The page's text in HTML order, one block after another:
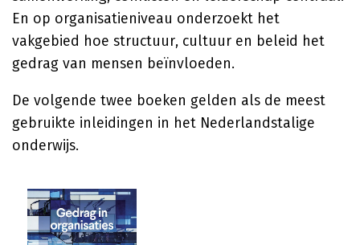
En op organisatieniveau onderzoekt het
vakgebied hoe structuur, cultuur en beleid het
gedrag van mensen beïnvloeden.
De volgende twee boeken gelden als de meest
gebruikte inleidingen in het Nederlandstalige
onderwijs.